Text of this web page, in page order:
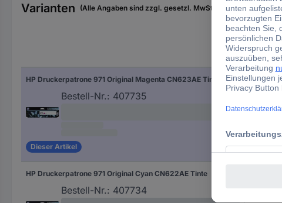
Varianten (Alle Angaben sind zzgl. gesetzl. MwSt., zzgl. Versand)
Herst.-
HP Druckerpatrone 971 Original Magenta CN623AE Tinte
Bestell-Nr.: 407735
Dieser Artikel
CN623AE
HP Druckerpatrone 971 Original Cyan CN622AE Tinte
Bestell-Nr.: 407734